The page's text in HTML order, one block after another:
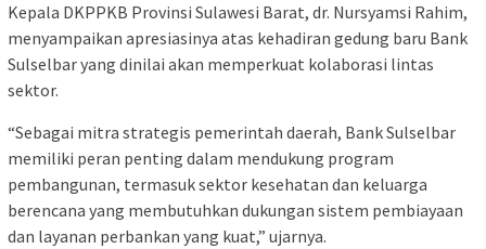
Kepala DKPPKB Provinsi Sulawesi Barat, dr. Nursyamsi Rahim,
menyampaikan apresiasinya atas kehadiran gedung baru Bank
Sulselbar yang dinilai akan memperkuat kolaborasi lintas
sektor.
“Sebagai mitra strategis pemerintah daerah, Bank Sulselbar
memiliki peran penting dalam mendukung program
pembangunan, termasuk sektor kesehatan dan keluarga
berencana yang membutuhkan dukungan sistem pembiayaan
dan layanan perbankan yang kuat,” ujarnya.